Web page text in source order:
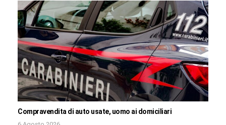
Compravendita di auto usate, uomo ai domiciliari